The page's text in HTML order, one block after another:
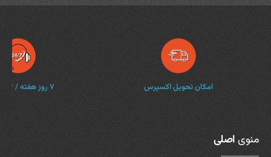
امکان تحویل اکسپرس ۷ روز هفته / ۲۴ ساعته
منویاصلی